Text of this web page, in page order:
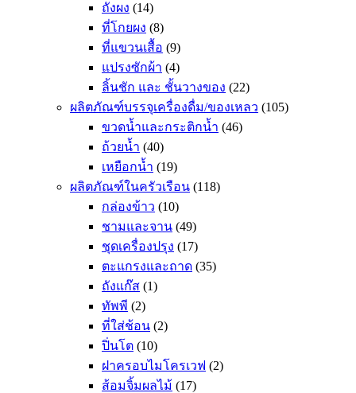
ถังผง (14)
ที่โกยผง (8)
ที่แขวนเสื้อ (9)
แปรงซักผ้า (4)
ลิ้นชัก และ ชั้นวางของ (22)
ผลิตภัณฑ์บรรจุเครื่องดื่ม/ของเหลว (105)
ขวดน้ำและกระติกน้ำ (46)
ถ้วยน้ำ (40)
เหยือกน้ำ (19)
ผลิตภัณฑ์ในครัวเรือน (118)
กล่องข้าว (10)
ชามและจาน (49)
ชุดเครื่องปรุง (17)
ตะแกรงและถาด (35)
ถังแก๊ส (1)
ทัพพี (2)
ที่ใส่ช้อน (2)
ปิ่นโต (10)
ฝาครอบไมโครเวฟ (2)
ส้อมจิ้มผลไม้ (17)